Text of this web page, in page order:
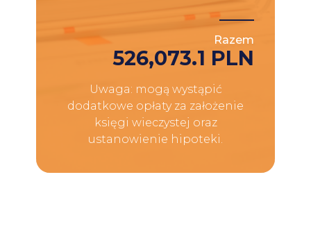
Razem
526,073.1 PLN
Uwaga: mogą wystąpić
dodatkowe opłaty za założenie
księgi wieczystej oraz
ustanowienie hipoteki.